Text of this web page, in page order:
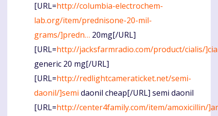
[URL=http://columbia-electrochem-
lab.org/item/prednisone-20-mil-
grams/]predn… 20mg[/URL]
[URL=http://jacksfarmradio.com/product/cialis/
generic 20 mg[/URL]
[URL=http://redlightcameraticket.net/semi-
daonil/]semi daonil cheap[/URL] semi daonil
[URL=http://center4family.com/item/amoxicillin/